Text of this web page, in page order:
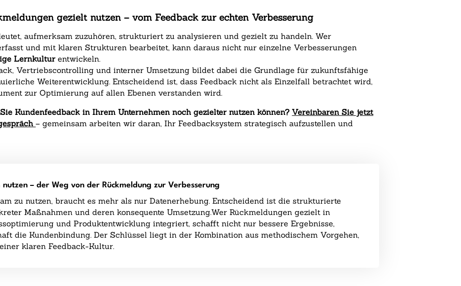
gezielt nutzen – vom Feedback zur echten Verbesserung
aufmerksam zuzuhören, strukturiert zu analysieren und gezielt zu handeln. Wer
und mit klaren Strukturen bearbeitet, kann daraus nicht nur einzelne Verbesserungen
Lernkulturentwickeln.
Vertriebscontrolling und interner Umsetzung bildet dabei die Grundlage für zukunftsfähige
Weiterentwicklung. Entscheidend ist, dass Feedback nicht als Einzelfall betrachtet wird,
zur Optimierung auf allen Ebenen verstanden wird.
Kundenfeedback in Ihrem Unternehmen noch gezielter nutzen können?Vereinbaren Sie jetzt
– gemeinsam arbeiten wir daran, Ihr Feedbacksystem strategisch aufzustellen und
– der Weg von der Rückmeldung zur Verbesserung
zu nutzen, braucht es mehr als nur Datenerhebung. Entscheidend ist die strukturierte
Maßnahmen und deren konsequente Umsetzung.Wer Rückmeldungen gezielt in
und Produktentwicklung integriert, schafft nicht nur bessere Ergebnisse,
die Kundenbindung. Der Schlüssel liegt in der Kombination aus methodischem Vorgehen,
klaren Feedback-Kultur.